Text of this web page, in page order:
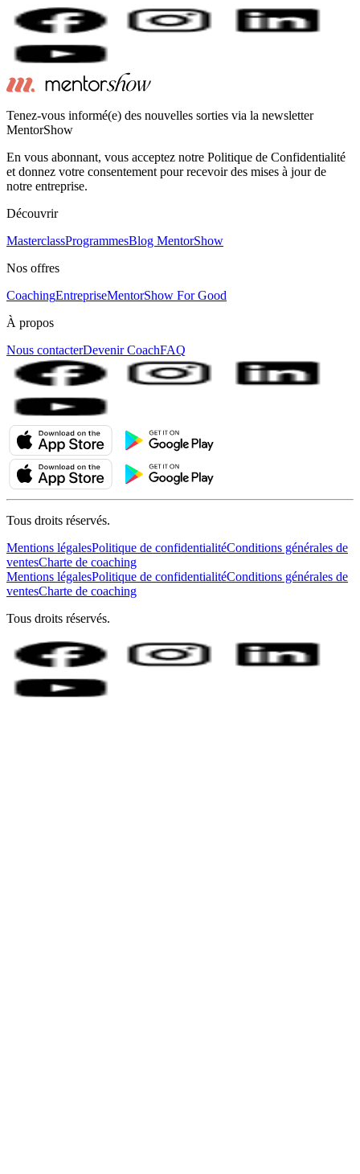
Tenez-vous informé(e) des nouvelles sorties via la newsletter
MentorShow
En vous abonnant, vous acceptez notre Politique de Confidentialité
et donnez votre consentement pour recevoir des mises à jour de
notre entreprise.
Découvrir
MasterclassProgrammesBlog MentorShow
Nos offres
CoachingEntrepriseMentorShow For Good
À propos
Nous contacterDevenir CoachFAQ
Tous droits réservés.
Mentions légalesPolitique de confidentialitéConditions générales de
ventesCharte de coaching
Mentions légalesPolitique de confidentialitéConditions générales de
ventesCharte de coaching
Tous droits réservés.